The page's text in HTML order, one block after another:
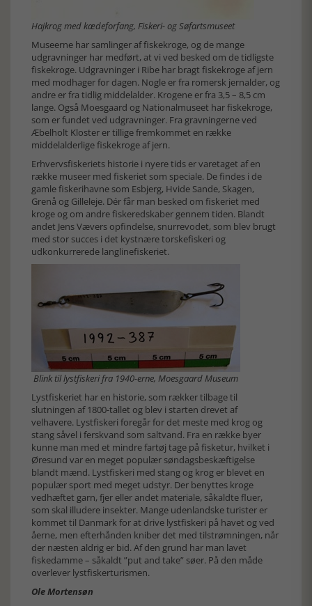
Hajkrog med kædeforfang, Fiskeri- og Søfartsmuseet
Museerne har samlinger af fiskekroge, og de mange
udgravninger har medført, at vi ved besked om de tidligste
fiskekroge. Udgravninger i Ribe har bragt fiskekroge af jern
med modhager for dagen. Nogle er fra romersk jernalder, og
andre er fra tidlig middelalder. Krogene er fra 3,5 – 8,5 cm
lange. Også Moesgaard og Nationalmuseet har fiskekroge,
som er fundet ved udgravninger. Fra gravningerne ved
Æbelholt Kloster er tillige fremkommet en række
middelalderlige fiskekroge af jern.
Erhvervsfiskeriets historie i nyere tids er varetaget af en
række museer med fiskeriet som speciale. De findes i de
gamle fiskerihavne som Esbjerg, Hvide Sande, Skagen,
Grenå og Gilleleje. Dér får man besked om fiskeriet med
kroge og om andre fiskeredskaber gennem tiden. Blandt
andet Jens Vævers opfindelse, snurrevodet, som blev brugt
med stor succes i det kystnære torskefiskeri og
udkonkurrerede langlinefiskeriet.
Blink til lystfiskeri fra 1940-erne, Moesgaard Museum
Lystfiskeriet har en historie, som rækker tilbage til
slutningen af 1800-tallet og blev i starten drevet af
velhavere. Lystfiskeri foregår for det meste med krog og
stang såvel i ferskvand som saltvand. Fra en række byer
kunne man med et mindre fartøj tage på fisketur, hvilket i
Øresund var en meget populær søndagsbeskæftigelse
blandt mænd. Lystfiskeri med stang og krog er blevet en
populær sport med meget udstyr. Der benyttes kroge
vedhæftet garn, fjer eller andet materiale, såkaldte fluer,
som skal illudere insekter. Mange udenlandske turister er
kommet til Danmark for at drive lystfiskeri på havet og ved
åerne, men efterhånden kniber det med tilstrømningen, når
der næsten aldrig er bid. Af den grund har man lavet
fiskedamme – såkaldt ”put and take” søer. På den måde
overlever lystfiskerturismen.
Ole Mortensøn